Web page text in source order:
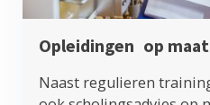
Opleidingen op maat
Naast regulieren